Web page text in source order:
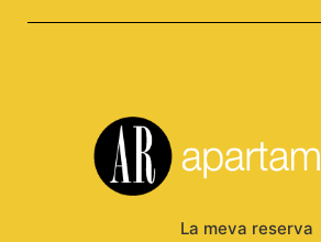
La meva reserva